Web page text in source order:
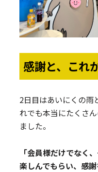
感謝と、これ
2日目はあいにくの雨
れでも本当にたくさ
ました。
「会員様だけでなく
楽しんでもらい、感謝